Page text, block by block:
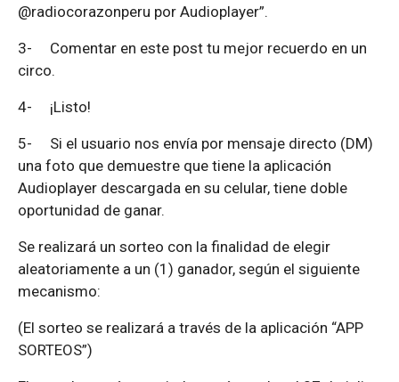
@radiocorazonperu por Audioplayer”.
3- Comentar en este post tu mejor recuerdo en un
circo.
4- ¡Listo!
5- Si el usuario nos envía por mensaje directo (DM)
una foto que demuestre que tiene la aplicación
Audioplayer descargada en su celular, tiene doble
oportunidad de ganar.
Se realizará un sorteo con la finalidad de elegir
aleatoriamente a un (1) ganador, según el siguiente
mecanismo:
(El sorteo se realizará a través de la aplicación “APP
SORTEOS”)